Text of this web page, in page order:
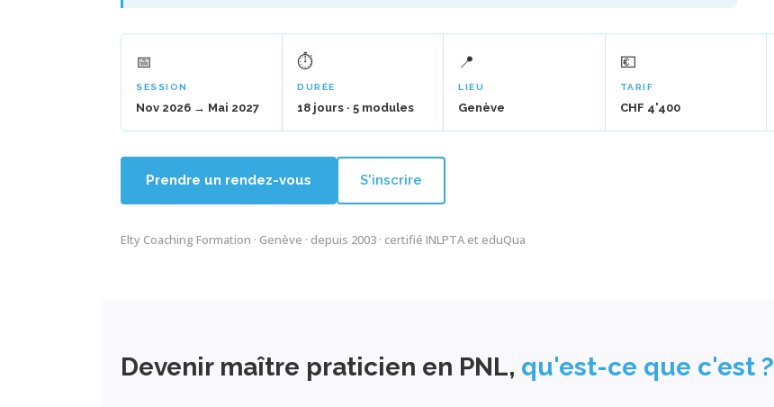
📅
SESSION
Nov 2026 → Mai 2027
⏱
DURÉE
18 jours · 5 modules
📍
LIEU
Genève
💶
TARIF
CHF 4'400
Prendre un rendez-vous S'inscrire
Elty Coaching Formation · Genève · depuis 2003 · certifiéINLPTA et eduQua
Devenir maître praticien en PNL, qu'est-ce que c'est ?